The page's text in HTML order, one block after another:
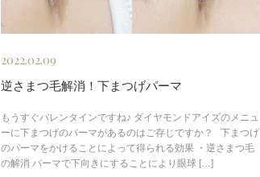
2022.02.09
逆さまつ毛解消！下まつげパーマ
もうすぐバレンタインですね♪ ダイヤモンドアイズのメニュ
ーに下まつげのパーマがあるのはご存じですか？ 下まつげ
のパーマをかけることによって得られる効果 ・逆さまつ毛
の解消 パーマで下向きにすることにより眼球 […]